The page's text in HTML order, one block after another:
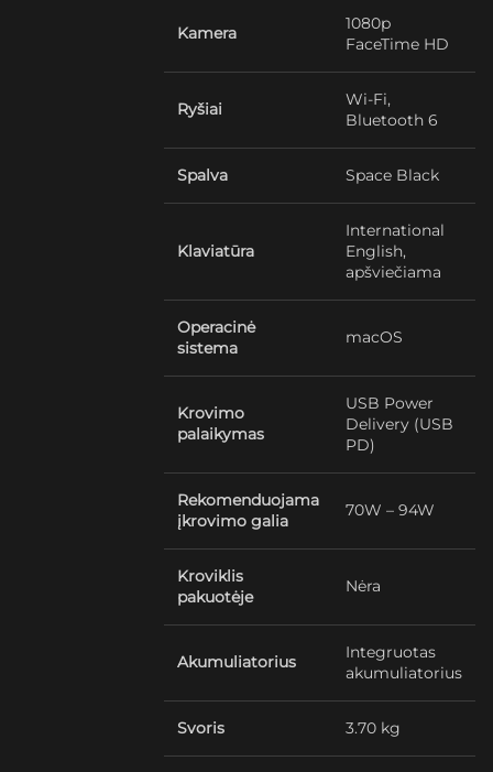
Kamera
1080p
FaceTime HD
Ryšiai
Wi-Fi,
Bluetooth 6
Spalva Space Black
Klaviatūra
International
English,
apšviečiama
Operacinė
sistema
macOS
Krovimo
palaikymas
USB Power
Delivery (USB
PD)
Rekomenduojama
įkrovimo galia
70W – 94W
Kroviklis
pakuotėje
Nėra
Akumuliatorius
Integruotas
akumuliatorius
Svoris 3.70 kg